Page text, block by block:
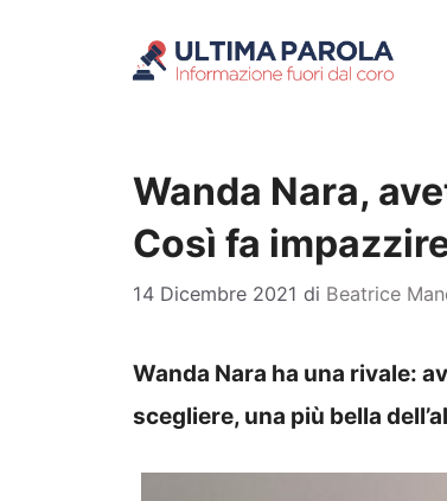
Wanda Nara,
Così fa
14 Dicembre 2021 di Beatrice
Wanda Nara ha una rivale:
scegliere, una più bella